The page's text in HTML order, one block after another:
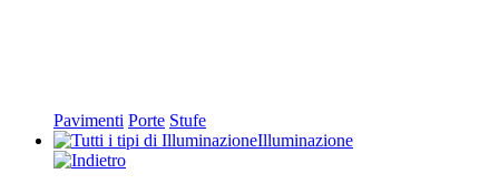
Pavimenti Porte Stufe
Illuminazione